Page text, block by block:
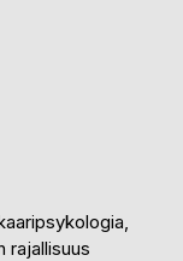
rajallisuus